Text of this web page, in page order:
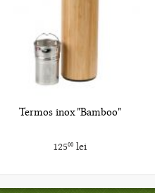
Termos inox "Bamboo"
12500 lei